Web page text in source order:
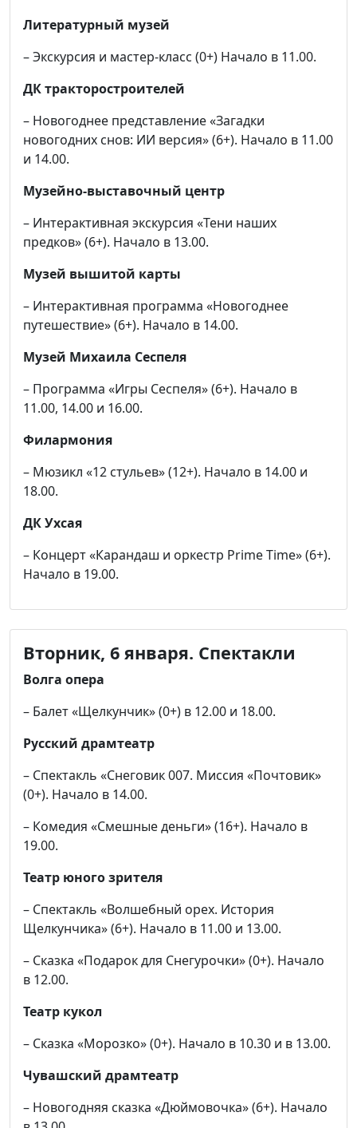
Литературный музей
– Экскурсия и мастер-класс (0+) Начало в 11.00.
ДК тракторостроителей
– Новогоднее представление «Загадки
новогодних снов: ИИ версия» (6+). Начало в 11.00
и 14.00.
Музейно-выставочный центр
– Интерактивная экскурсия «Тени наших
предков» (6+). Начало в 13.00.
Музей вышитой карты
– Интерактивная программа «Новогоднее
путешествие» (6+). Начало в 14.00.
Музей Михаила Сеспеля
– Программа «Игры Сеспеля» (6+). Начало в
11.00, 14.00 и 16.00.
Филармония
– Мюзикл «12 стульев» (12+). Начало в 14.00 и
18.00.
ДК Ухсая
– Концерт «Карандаш и оркестр Prime Time» (6+).
Начало в 19.00.
Вторник, 6 января. Спектакли
Волга опера
– Балет «Щелкунчик» (0+) в 12.00 и 18.00.
Русский драмтеатр
– Спектакль «Снеговик 007. Миссия «Почтовик»
(0+). Начало в 14.00.
– Комедия «Смешные деньги» (16+). Начало в
19.00.
Театр юного зрителя
– Спектакль «Волшебный орех. История
Щелкунчика» (6+). Начало в 11.00 и 13.00.
– Сказка «Подарок для Снегурочки» (0+). Начало
в 12.00.
Театр кукол
– Сказка «Морозко» (0+). Начало в 10.30 и в 13.00.
Чувашский драмтеатр
– Новогодняя сказка «Дюймовочка» (6+). Начало